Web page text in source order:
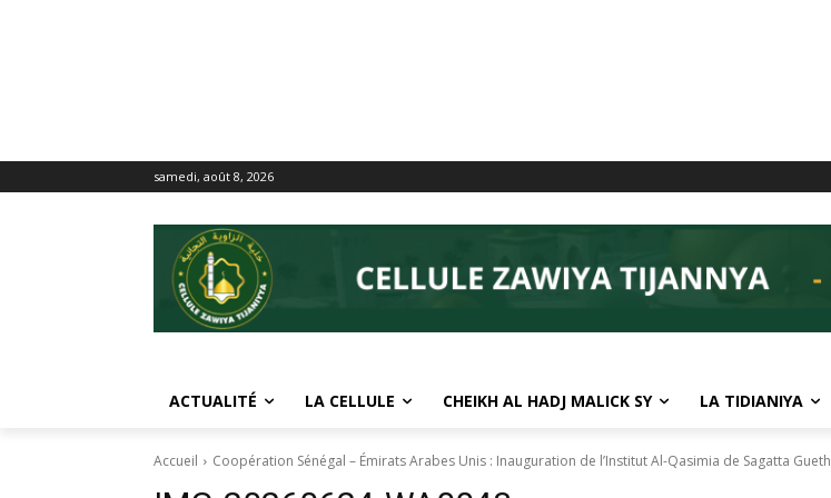
samedi, août 8, 2026
ACTUALITÉ LA CELLULE CHEIKH AL HADJ MALICK SY LA TIDIANIYA
Accueil Coopération Sénégal – Émirats Arabes Unis : Inauguration de l’Institut Al-Qasimia de Sagatta Gueth